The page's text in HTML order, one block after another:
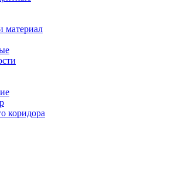
материал
коридора